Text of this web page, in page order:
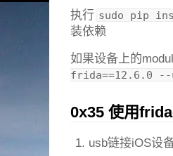
执行 sudo pip
装依赖
如果设备上的
frida==12.6.0 --
0x35 使用
usb链接iOS设